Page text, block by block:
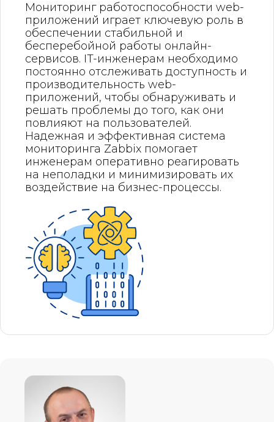
Мониторинг работоспособности web-
приложений играет ключевую роль в
обеспечении стабильной и
бесперебойной работы онлайн-
сервисов. IT-инженерам необходимо
постоянно отслеживать доступность и
производительность web-
приложений, чтобы обнаруживать и
решать проблемы до того, как они
повлияют на пользователей.
Надежная и эффективная система
мониторинга Zabbix помогает
инженерам оперативно реагировать
на неполадки и минимизировать их
воздействие на бизнес-процессы.